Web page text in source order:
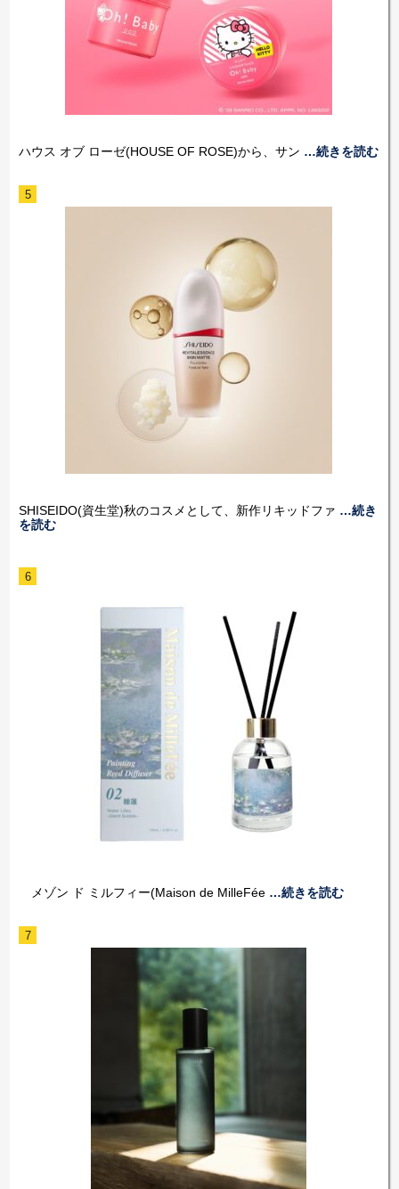
ハウス オブ ローゼ(HOUSE OF ROSE)から、サン …続きを読む
5
SHISEIDO(資生堂)秋のコスメとして、新作リキッドファ …続き
を読む
6
メゾン ド ミルフィー(Maison de MilleFée…続きを読む
7